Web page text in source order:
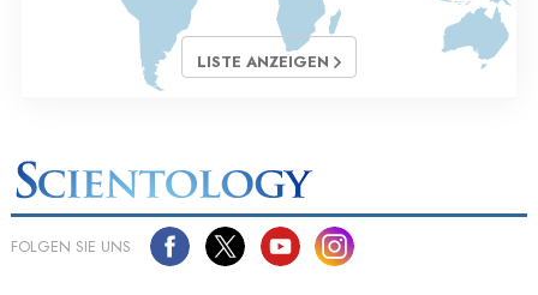
LISTE ANZEIGEN
FOLGEN SIE UNS